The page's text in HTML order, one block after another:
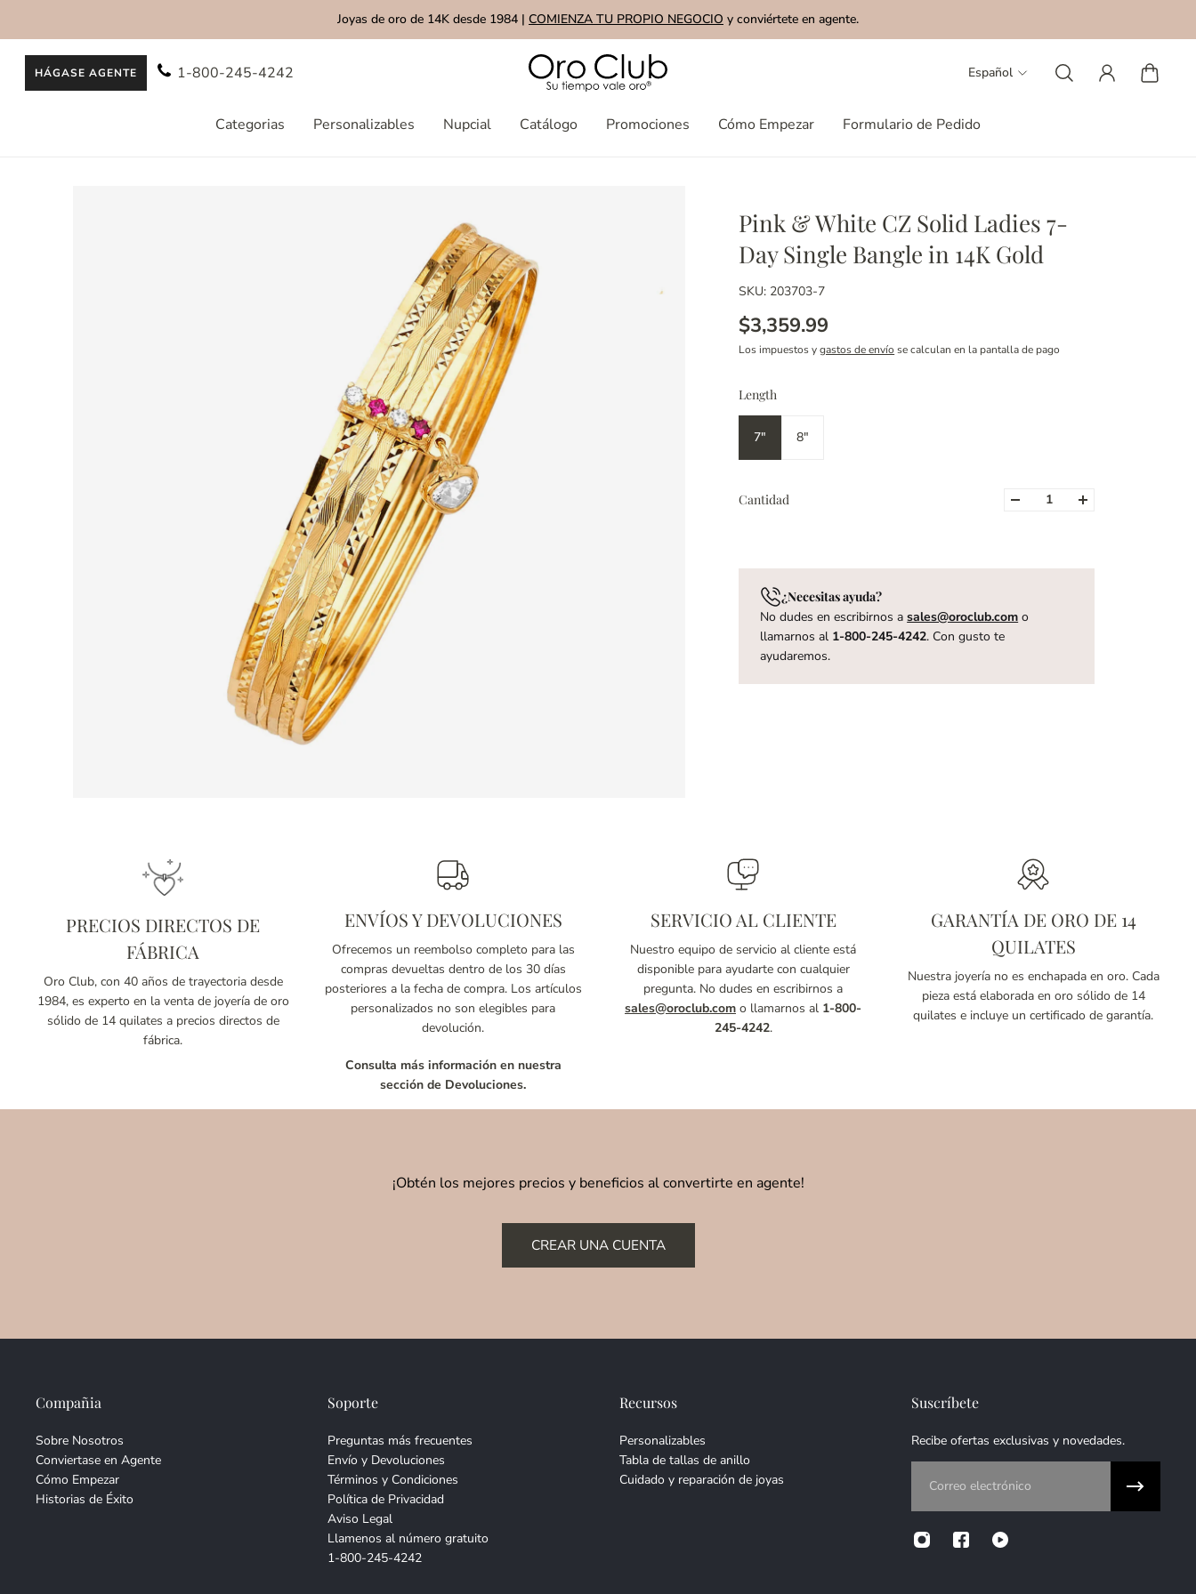
Joyas de oro de 14K desde 1984 | COMIENZA TU PROPIO NEGOCIO y conviértete en agente.
Categorias Personalizables Nupcial Catálogo Promociones Cómo Empezar Formulario de Pedido
Español
HÁGASE AGENTE 1-800-245-4242
Pink & White CZ Solid Ladies 7-
Day Single Bangle in 14K Gold
SKU: 203703-7
$3,359.99
Los impuestos ygastos de envío se calculan en la pantalla de pago
Length
7" 8"
Cantidad
¿Necesitas ayuda?
No dudes en escribirnos asales@oroclub.com o
llamarnos al 1-800-245-4242. Con gusto te
ayudaremos.
PRECIOS DIRECTOS DE
FÁBRICA
Oro Club, con 40 años de trayectoria desde
1984, es experto en la venta de joyería de oro
sólido de 14 quilates a precios directos de
fábrica.
ENVÍOS Y DEVOLUCIONES
Ofrecemos un reembolso completo para las
compras devueltas dentro de los 30 días
posteriores a la fecha de compra. Los artículos
personalizados no son elegibles para
devolución.
Consulta más información en nuestra
sección de Devoluciones.
SERVICIO AL CLIENTE
Nuestro equipo de servicio al cliente está
disponible para ayudarte con cualquier
pregunta. No dudes en escribirnos a
sales@oroclub.com o llamarnos al 1-800-
245-4242.
GARANTÍA DE ORO DE 14
QUILATES
Nuestra joyería no es enchapada en oro. Cada
pieza está elaborada en oro sólido de 14
quilates e incluye un certificado de garantía.
¡Obtén los mejores precios y beneficios al convertirte en agente!
CREAR UNA CUENTA
Compañia
Sobre Nosotros
Conviertase en Agente
Cómo Empezar
Historias de Éxito
Soporte
Preguntas más frecuentes
Envío y Devoluciones
Términos y Condiciones
Política de Privacidad
Aviso Legal
Llamenos al número gratuito
1-800-245-4242
Recursos
Personalizables
Tabla de tallas de anillo
Cuidado y reparación de joyas
Suscríbete
Recibe ofertas exclusivas y novedades.